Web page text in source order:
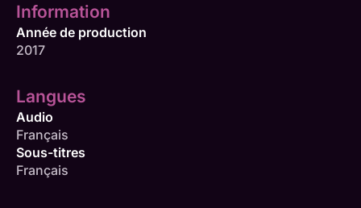
Information
Année de production
2017
Langues
Audio
Français
Sous-titres
Français